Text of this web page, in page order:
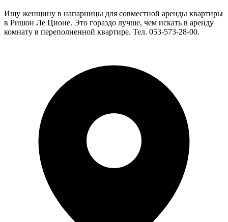
Ищу женщину в напарницы для совместной аренды квартиры
в Ришон Ле Ционе. Это гораздо лучше, чем искать в аренду
комнату в переполненной квартире. Тел. 053-573-28-00.